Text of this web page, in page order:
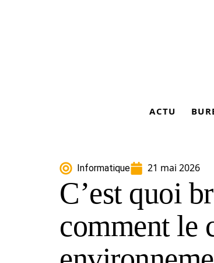
ACTU
Informatique 21 mai 2026
C’est quoi
comment le